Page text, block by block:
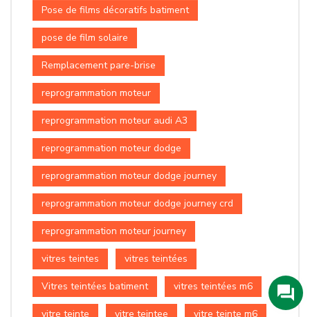
Pose de films décoratifs batiment
pose de film solaire
Remplacement pare-brise
reprogrammation moteur
reprogrammation moteur audi A3
reprogrammation moteur dodge
reprogrammation moteur dodge journey
reprogrammation moteur dodge journey crd
reprogrammation moteur journey
vitres teintes vitres teintées
Vitres teintées batiment vitres teintées m6
vitre teinte vitre teintee vitre teinte m6